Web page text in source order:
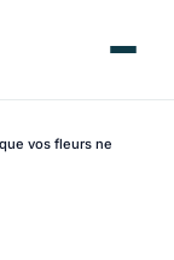
vos fleurs ne